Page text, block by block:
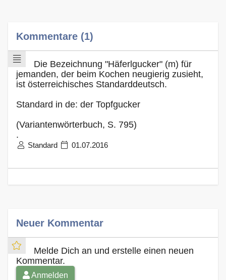
Kommentare (1)
Die Bezeichnung "Häferlgucker" (m) für
jemanden, der beim Kochen neugierig zusieht,
ist österreichisches Standarddeutsch.
Standard in de: der Topfgucker
(Variantenwörterbuch, S. 795)
.
Standard 01.07.2016
Neuer Kommentar
Melde Dich an und erstelle einen neuen
Kommentar.
Anmelden